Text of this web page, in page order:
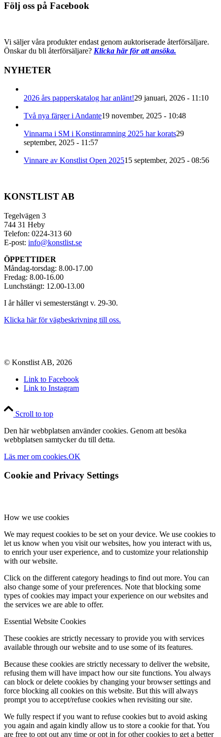
Följ oss på Facebook
Vi säljer våra produkter endast genom auktoriserade återförsäljare.
Önskar du bli återförsäljare? Klicka här för att ansöka.
NYHETER
2026 års papperskatalog har anlänt!29 januari, 2026 - 11:10
Två nya färger i Andante19 november, 2025 - 10:48
Vinnarna i SM i Konstinramning 2025 har korats29
september, 2025 - 11:57
Vinnare av Konstlist Open 202515 september, 2025 - 08:56
KONSTLIST AB
Tegelvägen 3
744 31 Heby
Telefon: 0224-313 60
E-post: info@konstlist.se
ÖPPETTIDER
Måndag-torsdag: 8.00-17.00
Fredag: 8.00-16.00
Lunchstängt: 12.00-13.00
I år håller vi semesterstängt v. 29-30.
Klicka här för vägbeskrivning till oss.
© Konstlist AB, 2026
Link to Facebook
Link to Instagram
Scroll to top
Den här webbplatsen använder cookies. Genom att besöka
webbplatsen samtycker du till detta.
Läs mer om cookies.OK
Cookie and Privacy Settings
How we use cookies
We may request cookies to be set on your device. We use cookies to
let us know when you visit our websites, how you interact with us,
to enrich your user experience, and to customize your relationship
with our website.
Click on the different category headings to find out more. You can
also change some of your preferences. Note that blocking some
types of cookies may impact your experience on our websites and
the services we are able to offer.
Essential Website Cookies
These cookies are strictly necessary to provide you with services
available through our website and to use some of its features.
Because these cookies are strictly necessary to deliver the website,
refusing them will have impact how our site functions. You always
can block or delete cookies by changing your browser settings and
force blocking all cookies on this website. But this will always
prompt you to accept/refuse cookies when revisiting our site.
We fully respect if you want to refuse cookies but to avoid asking
you again and again kindly allow us to store a cookie for that. You
are free to opt out any time or opt in for other cookies to get a better